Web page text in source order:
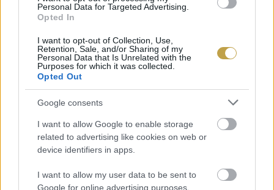
Personal Data for Targeted Advertising.
Opted In
I want to opt-out of Collection, Use,
Retention, Sale, and/or Sharing of my
Personal Data that Is Unrelated with the
Purposes for which it was collected.
Opted Out
Google consents
I want to allow Google to enable storage
related to advertising like cookies on web or
device identifiers in apps.
I want to allow my user data to be sent to
Google for online advertising purposes.